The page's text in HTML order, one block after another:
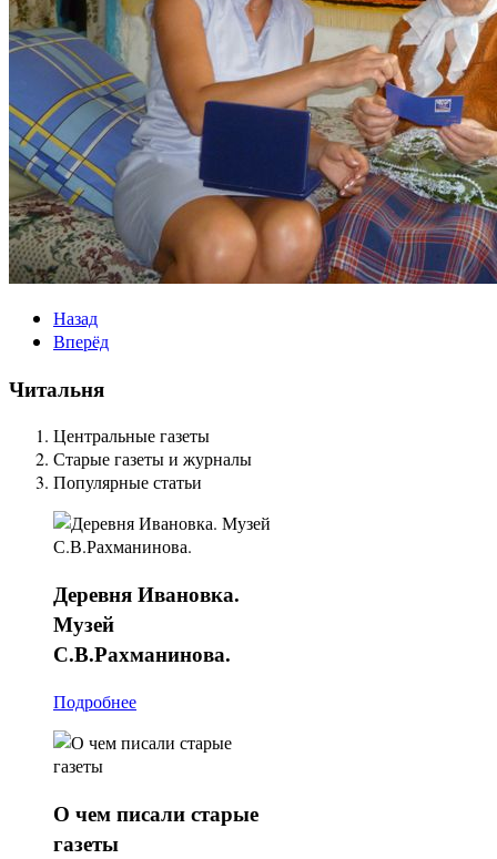
Назад
Вперёд
Читальня
Центральные газеты
Старые газеты и журналы
Популярные статьи
ДеревняИвановка.
Музей
С.В.Рахманинова.
Подробнее
О чем писали старые
газеты